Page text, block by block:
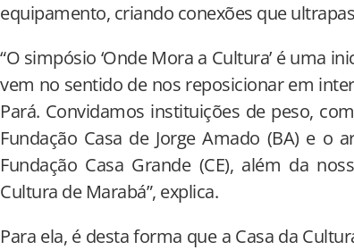
equipamento, criando conexões que
“O simpósio ‘Onde Mora a Cultura’ é uma
vem no sentido de nos reposicionar em
Pará. Convidamos instituições de peso,
Fundação Casa de Jorge Amado (BA) e o
Fundação Casa Grande (CE), além da
Cultura de Marabá”, explica.
Para ela, é desta forma que a Casa da